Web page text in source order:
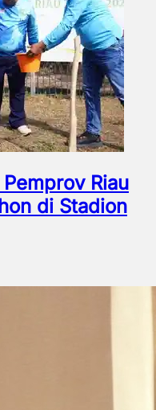
Riau
di Stadion